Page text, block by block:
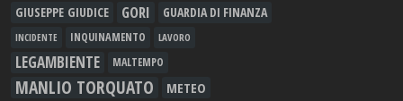
GIUSEPPE GIUDICE GORI GUARDIA DI FINANZA
INCIDENTE INQUINAMENTO LAVORO
LEGAMBIENTE MALTEMPO
MANLIO TORQUATO METEO